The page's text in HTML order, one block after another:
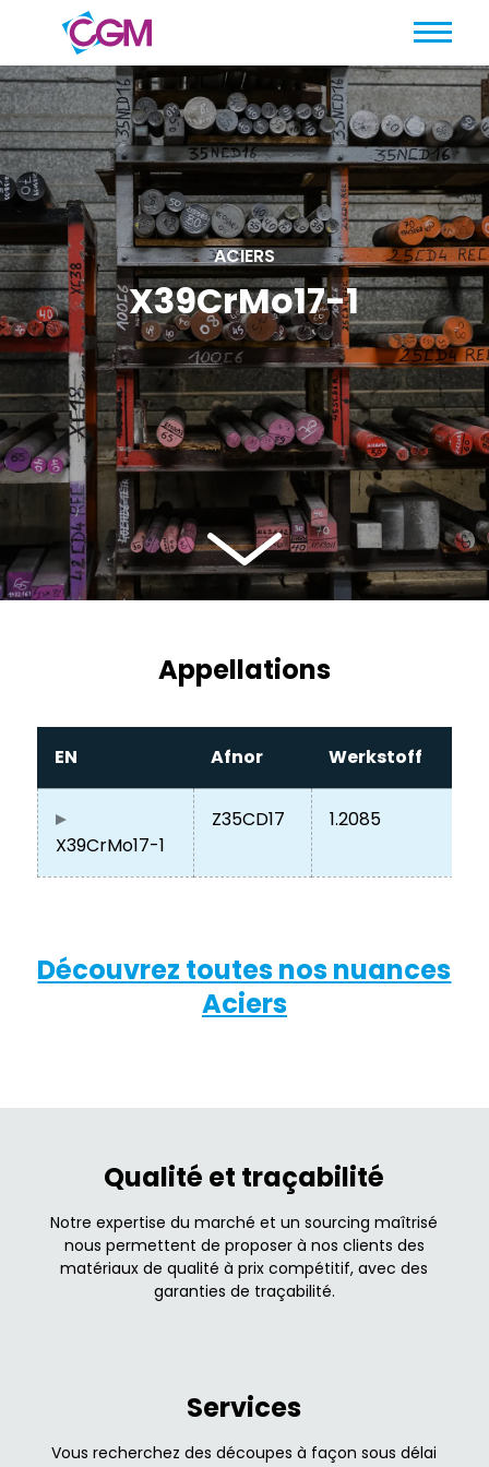
Appellations
EN Afnor Werkstoff
X39CrMo17-1
Z35CD17 1.2085
Découvrez toutes nos nuances
Aciers
Qualité et traçabilité
Notre expertise du marché et un sourcing maîtrisé
nous permettent de proposer à nos clients des
matériaux de qualité à prix compétitif, avec des
garanties de traçabilité.
Services
Vous recherchez des découpes à façon sous délai